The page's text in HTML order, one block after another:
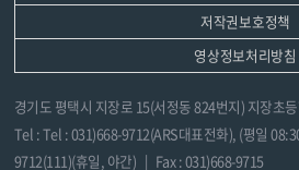
저작권보호정책
영상정보처리방침
경기도 평택시 지장로 15(서정동 824번지) 지장초
Tel : Tel : 031)668-9712(ARS대표전화), (평일
9712(111)(휴일, 야간) | Fax : 031)668-9715